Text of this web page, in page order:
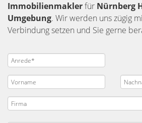
Immobilienmaklerfür Nürnberg
Umgebung. Wir werden uns zügig
Verbindung setzen und Sie gerne